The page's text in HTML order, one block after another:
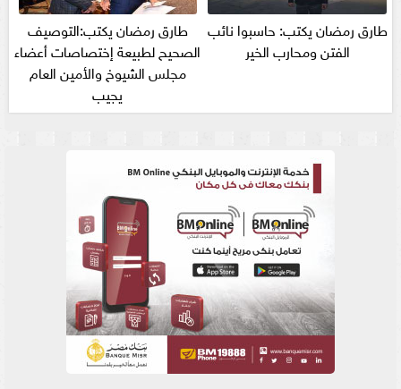
طارق رمضان يكتب: حاسبوا نائب
الفتن ومحارب الخير
طارق رمضان يكتب:التوصيف
الصحيح لطبيعة إختصاصات أعضاء
مجلس الشيوخ والأمين العام
يجيب